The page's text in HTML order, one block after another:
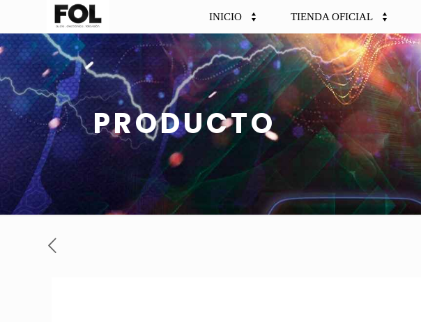
INICIO TIENDA OFICIAL
PRODUCTO